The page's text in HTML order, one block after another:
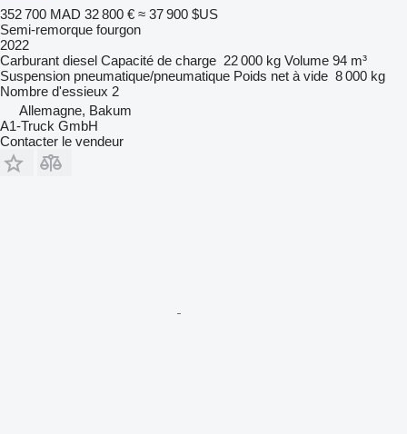
352 700 MAD 32 800 € ≈ 37 900 $US
Semi-remorque fourgon
2022
Carburant diesel Capacité de charge 22 000 kg Volume 94 m³
Suspension pneumatique/pneumatique Poids net à vide 8 000 kg
Nombre d'essieux 2
Allemagne, Bakum
A1-Truck GmbH
Contacter le vendeur